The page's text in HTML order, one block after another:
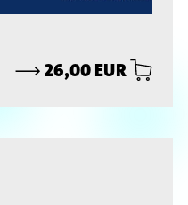
⟶26,00 EUR